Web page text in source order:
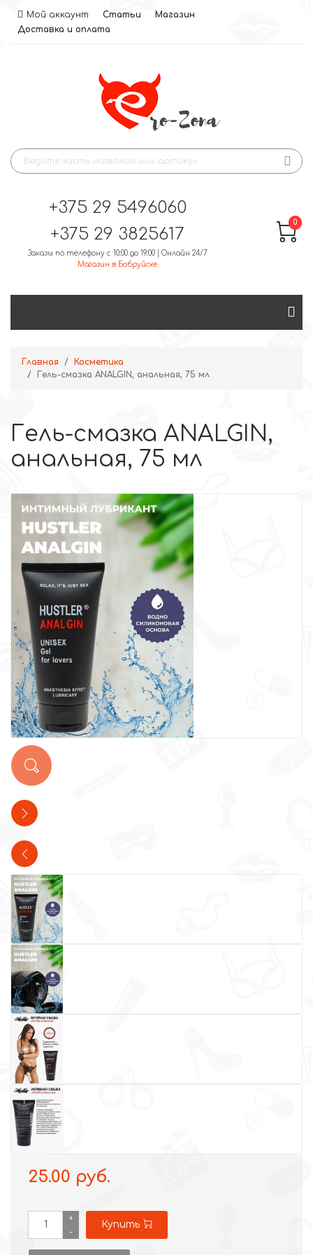
Мой аккаунт Статьи
Магазин
Доставка и оплата
+375 29 5496060
+375 29 3825617
Заказы по телефону с 10:00 до 19:00 | Онлайн 24/7
Магазин в Бобруйске
0
Главная
Косметика
Гель-смазка ANALGIN, анальная, 75 мл
Гель-смазка ANALGIN,
анальная, 75 мл
25.00 руб.
+
-
Купить